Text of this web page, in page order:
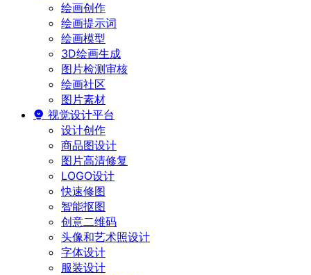
绘画创作
绘画提示词
绘画模型
3D绘画生成
图片检测审核
绘画社区
图片素材
视觉设计平台
设计创作
商品图设计
图片高清修复
LOGO设计
快速修图
智能抠图
创意二维码
头像和艺术照设计
字体设计
服装设计